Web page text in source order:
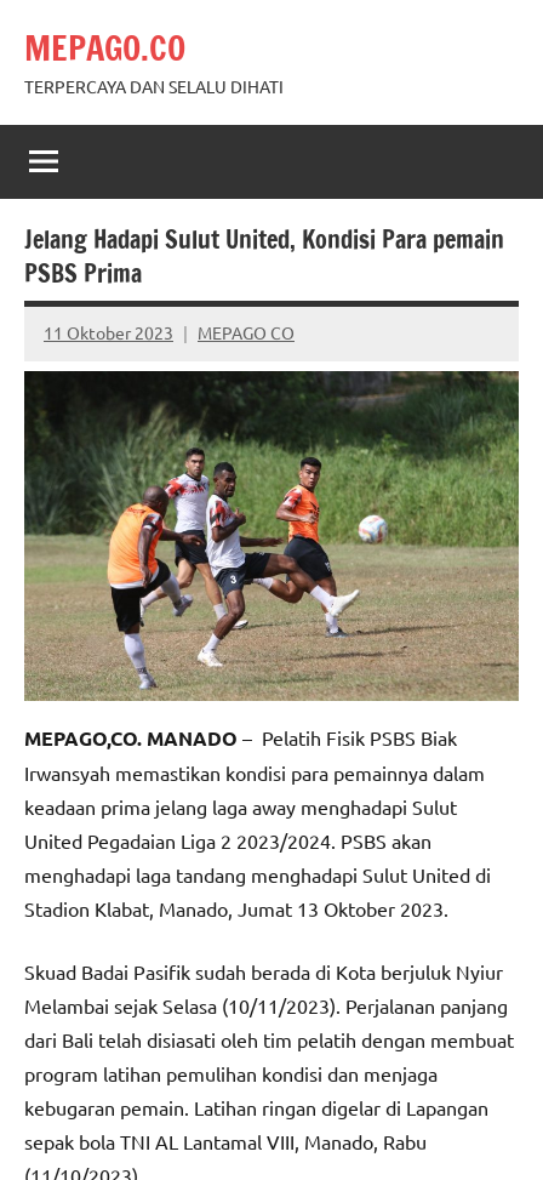
content
MEPAGO.CO
TERPERCAYA DAN SELALU DIHATI
Jelang Hadapi Sulut United, Kondisi Para pemain
PSBS Prima
11 Oktober 2023 MEPAGO CO
No
comments
MEPAGO,CO. MANADO – Pelatih Fisik PSBS Biak
Irwansyah memastikan kondisi para pemainnya dalam
keadaan prima jelang laga away menghadapi Sulut
United Pegadaian Liga 2 2023/2024. PSBS akan
menghadapi laga tandang menghadapi Sulut United di
Stadion Klabat, Manado, Jumat 13 Oktober 2023.
Skuad Badai Pasifik sudah berada di Kota berjuluk Nyiur
Melambai sejak Selasa (10/11/2023). Perjalanan panjang
dari Bali telah disiasati oleh tim pelatih dengan membuat
program latihan pemulihan kondisi dan menjaga
kebugaran pemain. Latihan ringan digelar di Lapangan
sepak bola TNI AL Lantamal VIII, Manado, Rabu
(11/10/2023).